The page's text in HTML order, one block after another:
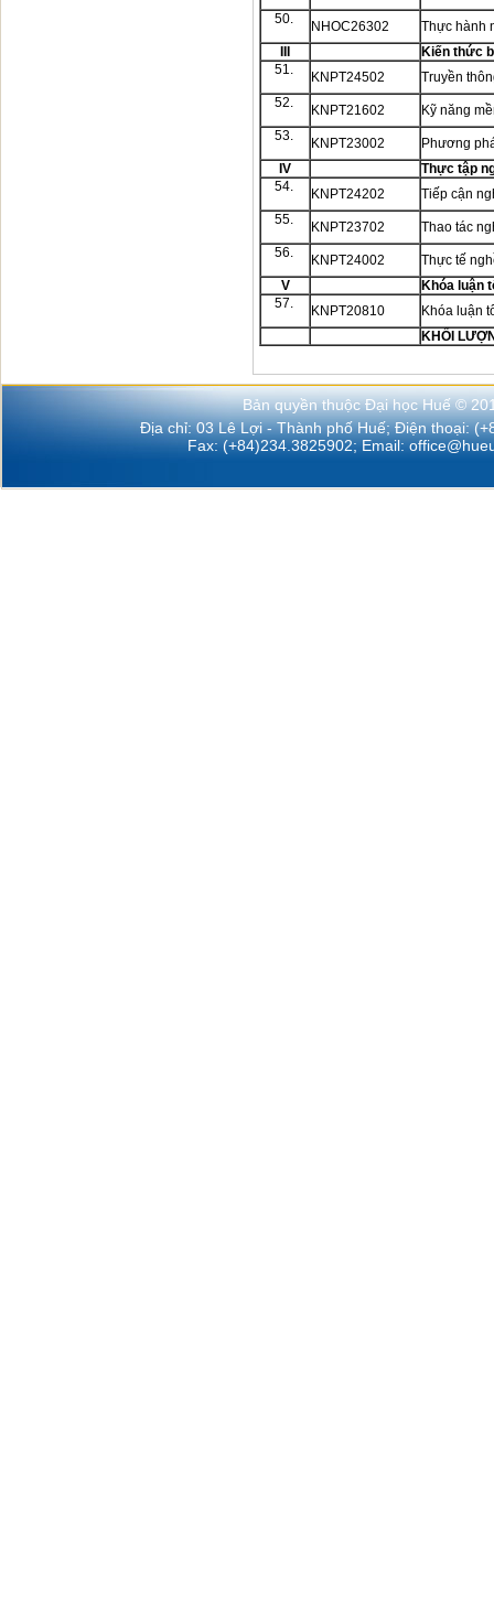
50.
NHOC26302
Thực hành
Kiến thức
51.
KNPT24502
Truyền
52.
KNPT21602
Kỹ năng
53.
KNPT23002
Phương
IV
Thực tập
54.
KNPT24202
Tiếp cận
55.
KNPT23702
Thao tác
56.
KNPT24002
Thực tế
V
Khóa luận
57.
KNPT20810
Khóa luận
KHỐI
Bản quyền thuộc Đại học Huế ©
Địa chỉ: 03 Lê Lợi - Thành phố Huế; Điện thoại:
Fax: (+84)234.3825902; Email: